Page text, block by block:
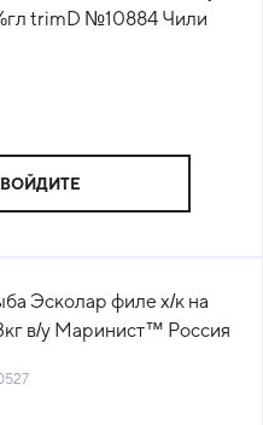
trimD №10884 Чили
(-18°С)
ВОЙДИТЕ
Эсколар филе х/к на
в/у Маринист™ Россия
(-18°С)